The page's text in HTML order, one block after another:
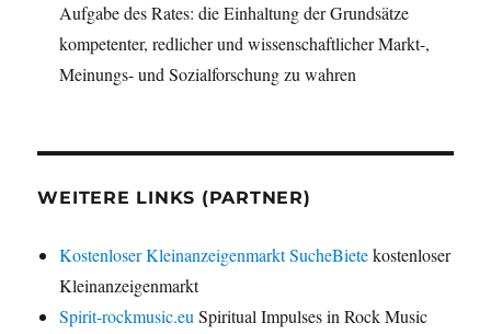
Aufgabe des Rates: die Einhaltung der Grundsätze
kompetenter, redlicher und wissenschaftlicher Markt-,
Meinungs- und Sozialforschung zu wahren
WEITERE LINKS (PARTNER)
Kostenloser Kleinanzeigenmarkt SucheBietekostenloser
Kleinanzeigenmarkt
Spirit-rockmusic.euSpiritual Impulses in Rock Music